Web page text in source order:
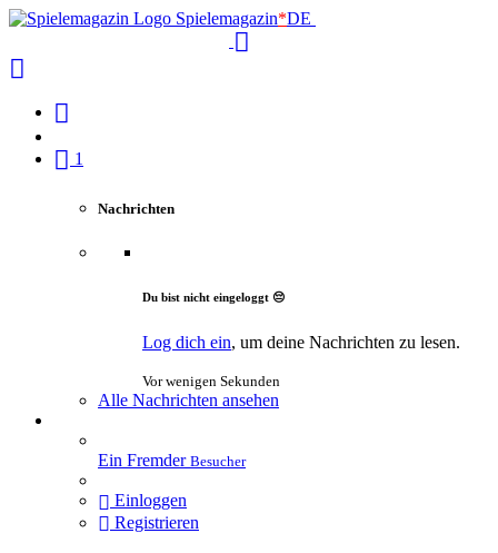
Spielemagazin*DE
1
Nachrichten
Du bist nicht eingeloggt 😔
Log dich ein, um deine Nachrichten zu lesen.
Vor wenigen Sekunden
Alle Nachrichten ansehen
Ein Fremder Besucher
Einloggen
Registrieren